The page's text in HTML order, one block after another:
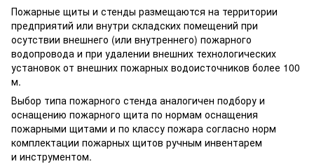
Пожарные щиты и стенды размещаются на территории
предприятий или внутри складских помещений при
осутствии внешнего (или внутреннего) пожарного
водопровода и при удалении внешних технологических
установок от внешних пожарных водоисточников более 100
м.
Выбор типа пожарного стенда аналогичен подбору и
оснащению пожарного щита по нормам оснащения
пожарными щитами и по классу пожара согласно норм
комплектации пожарных щитов ручным инвентарем
и инструментом.